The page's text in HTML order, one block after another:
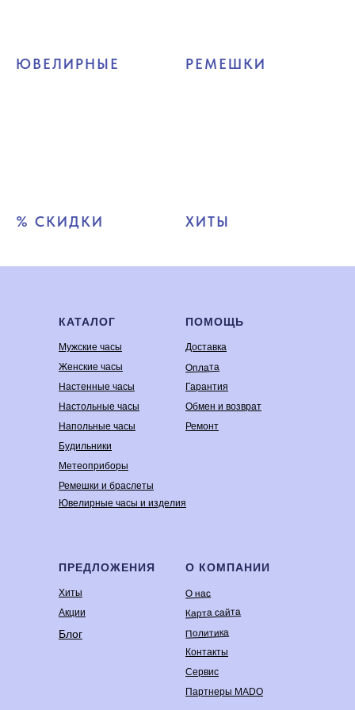
ЮВЕЛИРНЫЕ РЕМЕШКИ
% СКИДКИ ХИТЫ
КАТАЛОГ
Мужские часы
Женские часы
Настенные часы
Настольные часы
Напольные часы
Будильники
Метеоприборы
Ремешки и браслеты
Ювелирные часы и изделия
ПРЕДЛОЖЕНИЯ
Хиты
Акции
Блог
ПОМОЩЬ
Доставка
Оплата
Гарантия
Обмен и возврат
Ремонт
О КОМПАНИИ
О нас
Карта сайта
Политика
Контакты
Сервис
Партнеры MADO